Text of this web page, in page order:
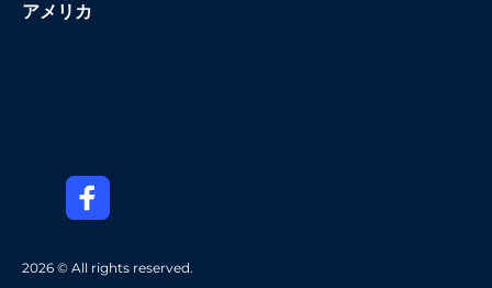
2026 © All rights reserved.
アメリカ